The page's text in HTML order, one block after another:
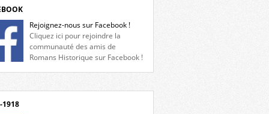
Rejoignez-nous sur Facebook !
Cliquez ici pour rejoindre la
communauté des amis de
Romans Historique sur Facebook !
1918